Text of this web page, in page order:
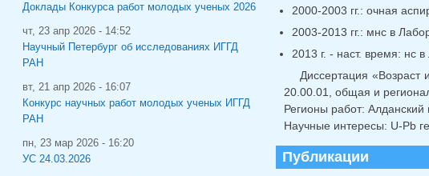
2000-2003 гг.: очная
2003-2013 гг.: мнс в
2013 г. - наст. время: нс
Диссертация «Возраст
20.00.01, общая и
Регионы работ: Алданский
Научные интересы: U-Pb
Публикации
Доклады Конкурса работ молодых ученых 2026
чт, 23 апр 2026 - 14:52
Научный Петербург об исследованиях ИГГД
РАН
вт, 21 апр 2026 - 16:07
Конкурс научных работ молодых ученых ИГГД
РАН
пн, 23 мар 2026 - 16:20
УС 24.03.2026